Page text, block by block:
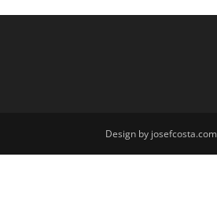
Design by josefcosta.com